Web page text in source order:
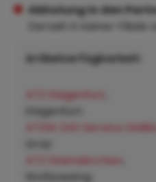
Abholung in den
Derzeit in keiner Filiale
Artikelverfügbarkeit:
ATZ Klagenfurt
Klagenfurt:
ATSW 24h Service GMBH
ATZ Steinakirchen
Wolfpassing: